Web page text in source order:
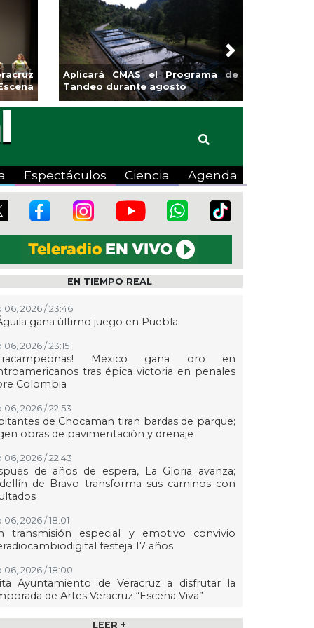
de Xalapa
en Mercadito
Coatzacoalcos impulsa
halterofilia con la Copa
2026
Next
Espectáculos Ciencia Agenda
EN TIEMPO REAL
06, 2026 / 23:46
gana último juego en Puebla
06, 2026 / 23:15
México gana oro en
tras épica victoria en penales
Colombia
06, 2026 / 22:53
de Chocaman tiran bardas de parque;
obras de pavimentación y drenaje
06, 2026 / 22:43
de años de espera, La Gloria avanza;
de Bravo transforma sus caminos con
06, 2026 / 18:01
transmisión especial y emotivo convivio
festeja 17 años
06, 2026 / 18:00
Ayuntamiento de Veracruz a disfrutar la
de Artes Veracruz “Escena Viva”
06, 2026 / 16:56 LEER +